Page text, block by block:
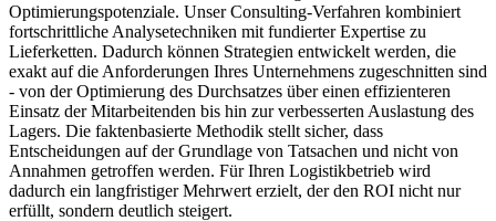
Optimierungspotenziale. Unser Consulting-Verfahren kombiniert
fortschrittliche Analysetechniken mit fundierter Expertise zu
Lieferketten. Dadurch können Strategien entwickelt werden, die
exakt auf die Anforderungen Ihres Unternehmens zugeschnitten sind
- von der Optimierung des Durchsatzes über einen effizienteren
Einsatz der Mitarbeitenden bis hin zur verbesserten Auslastung des
Lagers. Die faktenbasierte Methodik stellt sicher, dass
Entscheidungen auf der Grundlage von Tatsachen und nicht von
Annahmen getroffen werden. Für Ihren Logistikbetrieb wird
dadurch ein langfristiger Mehrwert erzielt, der den ROI nicht nur
erfüllt, sondern deutlich steigert.